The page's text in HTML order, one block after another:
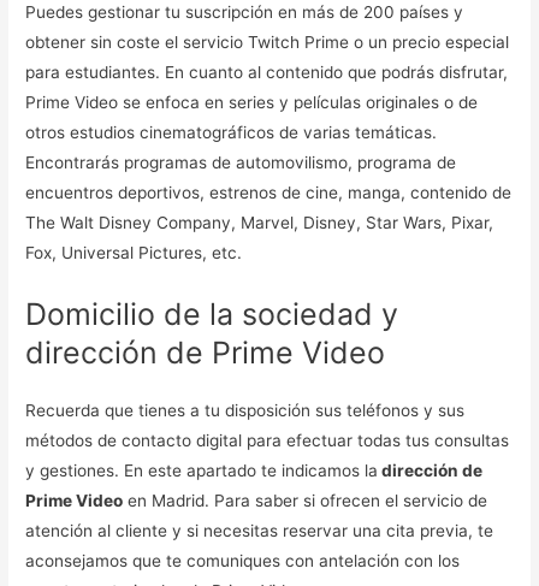
Puedes gestionar tu suscripción en más de 200 países y
obtener sin coste el servicio Twitch Prime o un precio especial
para estudiantes. En cuanto al contenido que podrás disfrutar,
Prime Video se enfoca en series y películas originales o de
otros estudios cinematográficos de varias temáticas.
Encontrarás programas de automovilismo, programa de
encuentros deportivos, estrenos de cine, manga, contenido de
The Walt Disney Company, Marvel, Disney, Star Wars, Pixar,
Fox, Universal Pictures, etc.
Domicilio de la sociedad y
dirección de Prime Video
Recuerda que tienes a tu disposición sus teléfonos y sus
métodos de contacto digital para efectuar todas tus consultas
y gestiones. En este apartado te indicamos la dirección de
Prime Video en Madrid. Para saber si ofrecen el servicio de
atención al cliente y si necesitas reservar una cita previa, te
aconsejamos que te comuniques con antelación con los